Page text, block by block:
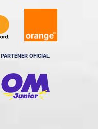
PARTENER OFICIAL